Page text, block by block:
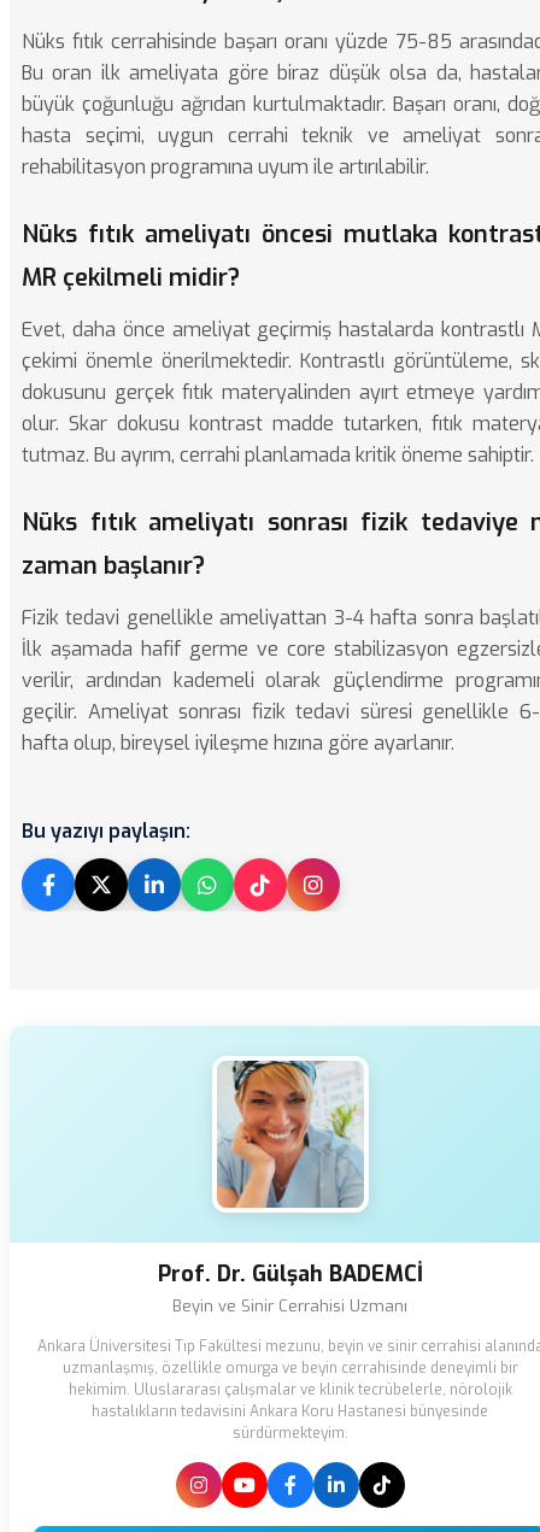
Nüks fıtık cerrahisinde başarı oranı yüzde 75-85
Bu oran ilk ameliyata göre biraz düşük olsa da,
büyük çoğunluğu ağrıdan kurtulmaktadır. Başarı oranı,
hasta seçimi, uygun cerrahi teknik ve ameliyat
rehabilitasyon programına uyum ile artırılabilir.
Nüks fıtık ameliyatı öncesi mutlaka
MR çekilmeli midir?
Evet, daha önce ameliyat geçirmiş hastalarda kontrastlı
çekimi önemle önerilmektedir. Kontrastlı görüntüleme,
dokusunu gerçek fıtık materyalinden ayırt etmeye
olur. Skar dokusu kontrast madde tutarken, fıtık
tutmaz. Bu ayrım, cerrahi planlamada kritik öneme sahiptir.
Nüks fıtık ameliyatı sonrası fizik tedaviye
zaman başlanır?
Fizik tedavi genellikle ameliyattan 3-4 hafta sonra
İlk aşamada hafif germe ve core stabilizasyon
verilir, ardından kademeli olarak güçlendirme
geçilir. Ameliyat sonrası fizik tedavi süresi genellikle 6-
hafta olup, bireysel iyileşme hızına göre ayarlanır.
Bu yazıyı paylaşın:
Prof. Dr. Gülşah BADEMCİ
Beyin ve Sinir Cerrahisi Uzmanı
Ankara Üniversitesi Tıp Fakültesi mezunu, beyin ve sinir cerrahisi
uzmanlaşmış, özellikle omurga ve beyin cerrahisinde deneyimli bir
hekimim. Uluslararası çalışmalar ve klinik tecrübelerle, nörolojik
hastalıkların tedavisini Ankara Koru Hastanesi bünyesinde
sürdürmekteyim.